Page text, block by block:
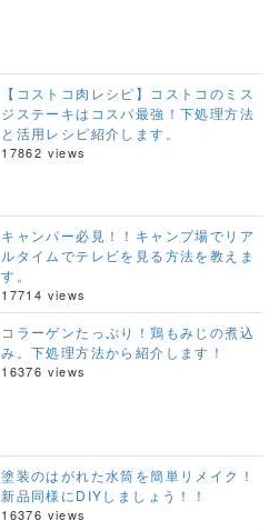
【コストコ肉レシピ】コストコのミス
ジステーキはコスパ最強！下処理方法
と活用レシピ紹介します。
17862 views
キャンパー必見！！キャンプ場でリア
ルタイムでテレビを見る方法を教えま
す。
17714 views
コラーゲンたっぷり！鶏もみじの煮込
み。下処理方法から紹介します！
16376 views
塗装のはがれた水筒を簡単リメイク！
新品同様にDIYしましょう！！
16376 views